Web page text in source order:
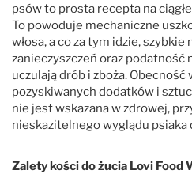
psów to prosta recepta na
To powoduje mechaniczne
włosa, a co za tym idzie,
zanieczyszczeń oraz podatność
uczulają drób i zboża.
pozyskiwanych dodatków i
nie jest wskazana w zdrowej,
nieskazitelnego wyglądu psiaka
Zalety kości do żucia Lovi Food